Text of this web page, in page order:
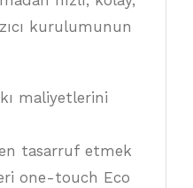
kurulumunun
maliyetlerini
tasarruf etmek
one-touch Eco